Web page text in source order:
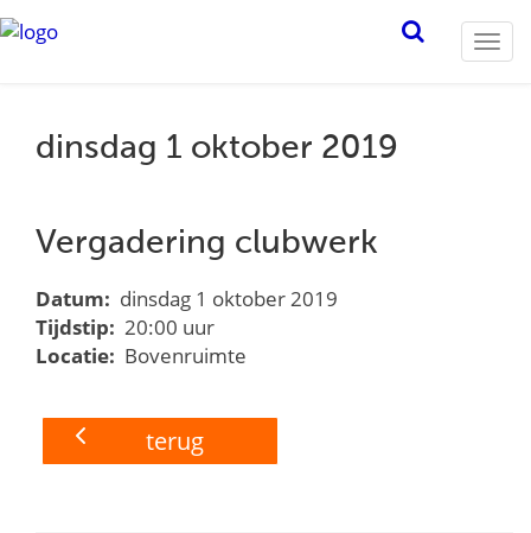
dinsdag 1 oktober 2019
Vergadering clubwerk
Datum: dinsdag 1 oktober 2019
Tijdstip: 20:00 uur
Locatie: Bovenruimte
terug